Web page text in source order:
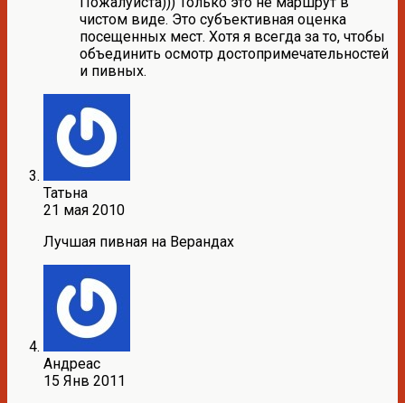
чистом виде. Это субъективная оценка
посещенных мест. Хотя я всегда за то, чтобы
объединить осмотр достопримечательностей
и пивных.
Татьна
21 мая 2010
Лучшая пивная на Верандах
Андреас
15 Янв 2011